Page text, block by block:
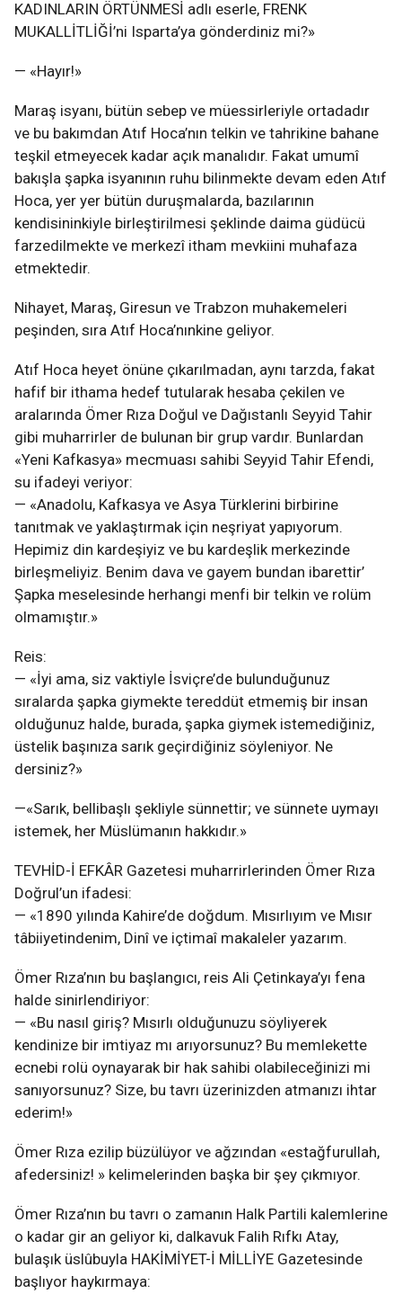
KADINLARIN ÖRTÜNMESİ adlı eserle, FRENK
MUKALLİTLİĞİ’ni Isparta’ya gönderdiniz mi?»
— «Hayır!»
Maraş isyanı, bütün sebep ve müessirleriyle ortadadır
ve bu bakımdan Atıf Hoca’nın telkin ve tahrikine bahane
teşkil etmeyecek kadar açık manalıdır. Fakat umumî
bakışla şapka isyanının ruhu bilinmekte devam eden Atıf
Hoca, yer yer bütün duruşmalarda, bazılarının
kendisininkiyle birleştirilmesi şeklinde daima güdücü
farzedilmekte ve merkezî itham mevkiini muhafaza
etmektedir.
Nihayet, Maraş, Giresun ve Trabzon muhakemeleri
peşinden, sıra Atıf Hoca’nınkine geliyor.
Atıf Hoca heyet önüne çıkarılmadan, aynı tarzda, fakat
hafif bir ithama hedef tutularak hesaba çekilen ve
aralarında Ömer Rıza Doğul ve Dağıstanlı Seyyid Tahir
gibi muharrirler de bulunan bir grup vardır. Bunlardan
«Yeni Kafkasya» mecmuası sahibi Seyyid Tahir Efendi,
su ifadeyi veriyor:
— «Anadolu, Kafkasya ve Asya Türklerini birbirine
tanıtmak ve yaklaştırmak için neşriyat yapıyorum.
Hepimiz din kardeşiyiz ve bu kardeşlik merkezinde
birleşmeliyiz. Benim dava ve gayem bundan ibarettir’
Şapka meselesinde herhangi menfi bir telkin ve rolüm
olmamıştır.»
Reis:
— «İyi ama, siz vaktiyle İsviçre’de bulunduğunuz
sıralarda şapka giymekte tereddüt etmemiş bir insan
olduğunuz halde, burada, şapka giymek istemediğiniz,
üstelik başınıza sarık geçirdiğiniz söyleniyor. Ne
dersiniz?»
—«Sarık, bellibaşlı şekliyle sünnettir; ve sünnete uymayı
istemek, her Müslümanın hakkıdır.»
TEVHİD-İ EFKÂR Gazetesi muharrirlerinden Ömer Rıza
Doğrul’un ifadesi:
— «1890 yılında Kahire’de doğdum. Mısırlıyım ve Mısır
tâbiiyetindenim, Dinî ve içtimaî makaleler yazarım.
Ömer Rıza’nın bu başlangıcı, reis Ali Çetinkaya’yı fena
halde sinirlendiriyor:
— «Bu nasıl giriş? Mısırlı olduğunuzu söyliyerek
kendinize bir imtiyaz mı arıyorsunuz? Bu memlekette
ecnebi rolü oynayarak bir hak sahibi olabileceğinizi mi
sanıyorsunuz? Size, bu tavrı üzerinizden atmanızı ihtar
ederim!»
Ömer Rıza ezilip büzülüyor ve ağzından «estağfurullah,
afedersiniz! » kelimelerinden başka bir şey çıkmıyor.
Ömer Rıza’nın bu tavrı o zamanın Halk Partili kalemlerine
o kadar gir an geliyor ki, dalkavuk Falih Rıfkı Atay,
bulaşık üslûbuyla HAKİMİYET-İ MİLLİYE Gazetesinde
başlıyor haykırmaya: